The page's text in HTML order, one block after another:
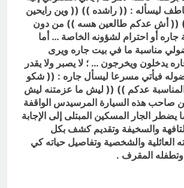
ليسأله : (( راشده )) (( وين رايحين
(( أش عدكم طالعين هسه )) من دون
أو احترام لشؤونه الخاصة … أما
مناسبة ما في بيت جاره ويرى
يدخلون ويخرجون … ؛ لا يصبر ولا يقدر
فيأتي مسرعا ليسأل جاره : (( شكو
عدكم )) (( ليش ما عزمتنه ليش
صاحب هذه السيارة المرسيدس الواقفة
يضطر الجار المسكين المبتلى إلى الإجابة
والسخيفة وتقديم كشف بكل
العائلية والشخصية وتفاصيل حياته كي
المقرف .